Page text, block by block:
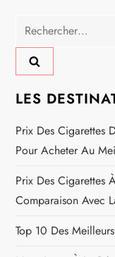
g
a
t
i
o
n
d
Rechercher :
LES
Prix Des Cigarettes
Pour Acheter Au
Prix Des Cigarettes
Comparaison Avec
Top 10 Des